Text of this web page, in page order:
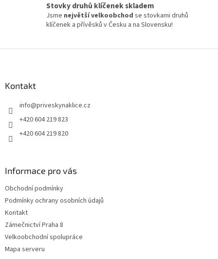
Stovky druhů klíčenek skladem
Jsme největší velkoobchod se stovkami druhů
klíčenek a přívěsků v Česku a na Slovensku!
Kontakt
info@priveskynaklice.cz
+420 604 219 823
+420 604 219 820
Informace pro vás
Obchodní podmínky
Podmínky ochrany osobních údajů
Kontakt
Zámečnictví Praha 8
Velkoobchodní spolupráce
Mapa serveru